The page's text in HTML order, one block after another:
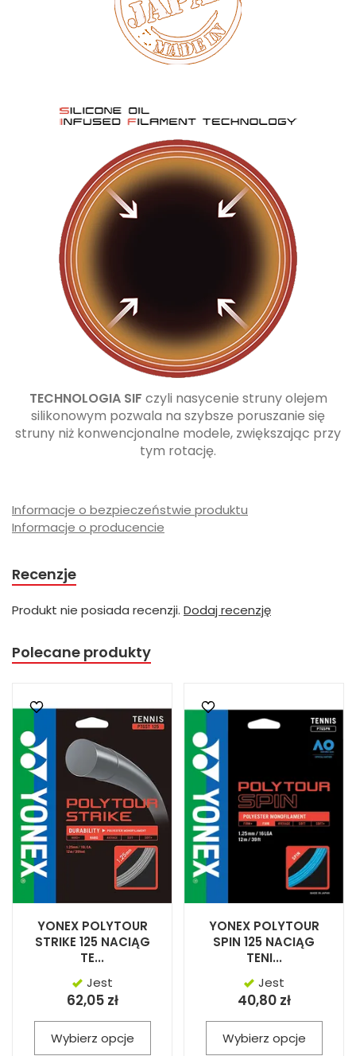
TECHNOLOGIA SIF czyli nasycenie struny olejem
silikonowym pozwala na szybsze poruszanie się
struny niż konwencjonalne modele, zwiększając przy
tym rotację.
Informacje o bezpieczeństwie produktu
Informacje o producencie
Recenzje
Produkt nie posiada recenzji. Dodaj recenzję
Polecane produkty
YONEX POLYTOUR
STRIKE 125 NACIĄG
TE...
Jest
62,05 zł
Wybierz opcje
YONEX POLYTOUR
SPIN 125 NACIĄG
TENI...
Jest
40,80 zł
Wybierz opcje